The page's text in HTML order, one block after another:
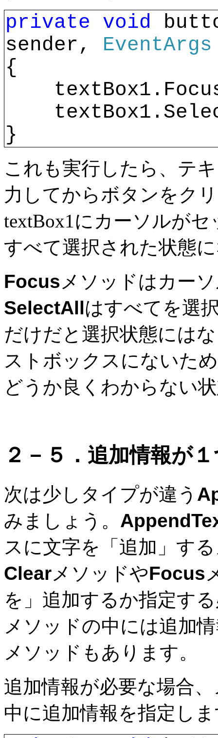
private void
sender,
{
}
これも実行したら、テ
力してからボタンをク
textBox1にカーソルがセ
すべて選択された状態
Focus メソッドはカー
SelectAllはすべてを選
だけだと選択状態には
ストボックスにないた
どうか良くわからない
２－５．追加情報が
次は少しタイプが違う
みましょう。
スに文字を「追加」す
ClearメソッドやFocus
を」追加するか指定す
メソッドの中には追加
メソッドもあります。
追加情報が必要な場合
中に追加情報を指定し